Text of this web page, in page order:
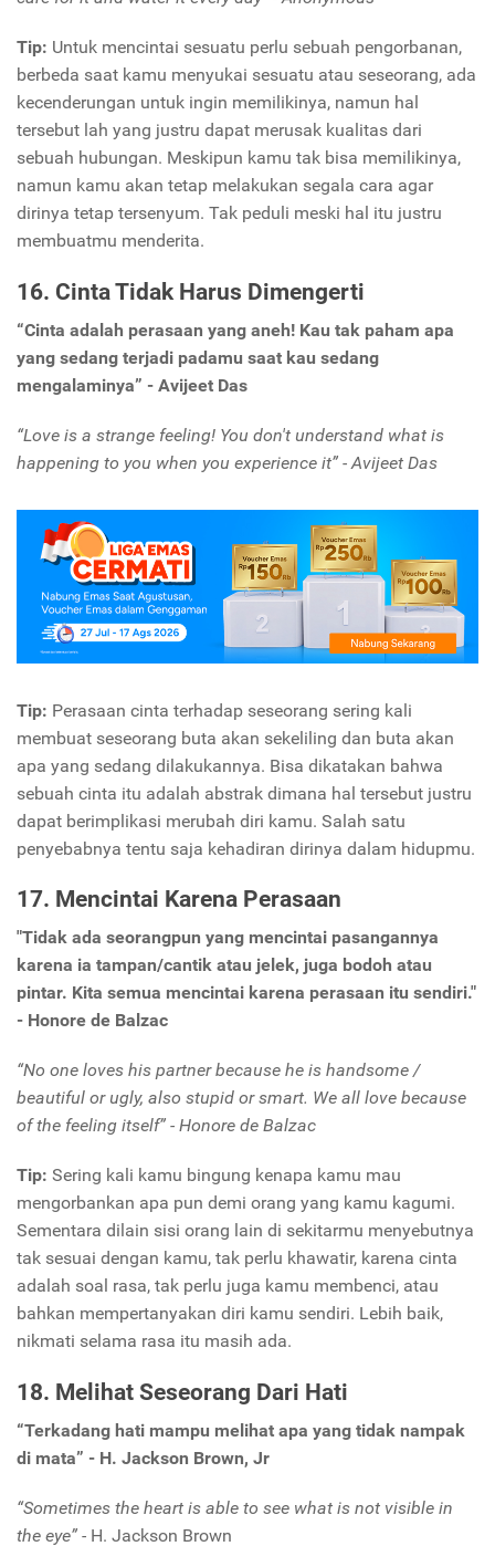
Tip: Untuk mencintai sesuatu perlu sebuah pengorbanan,
berbeda saat kamu menyukai sesuatu atau seseorang, ada
kecenderungan untuk ingin memilikinya, namun hal
tersebut lah yang justru dapat merusak kualitas dari
sebuah hubungan. Meskipun kamu tak bisa memilikinya,
namun kamu akan tetap melakukan segala cara agar
dirinya tetap tersenyum. Tak peduli meski hal itu justru
membuatmu menderita.
16. Cinta Tidak Harus Dimengerti
“Cinta adalah perasaan yang aneh! Kau tak paham apa
yang sedang terjadi padamu saat kau sedang
mengalaminya” - Avijeet Das
“Love is a strange feeling! You don't understand what is
happening to you when you experience it” - Avijeet Das
Tip: Perasaan cinta terhadap seseorang sering kali
membuat seseorang buta akan sekeliling dan buta akan
apa yang sedang dilakukannya. Bisa dikatakan bahwa
sebuah cinta itu adalah abstrak dimana hal tersebut justru
dapat berimplikasi merubah diri kamu. Salah satu
penyebabnya tentu saja kehadiran dirinya dalam hidupmu.
17. Mencintai Karena Perasaan
"Tidak ada seorangpun yang mencintai pasangannya
karena ia tampan/cantik atau jelek, juga bodoh atau
pintar. Kita semua mencintai karena perasaan itu sendiri."
- Honore de Balzac
“No one loves his partner because he is handsome /
beautiful or ugly, also stupid or smart. We all love because
of the feeling itself” - Honore de Balzac
Tip: Sering kali kamu bingung kenapa kamu mau
mengorbankan apa pun demi orang yang kamu kagumi.
Sementara dilain sisi orang lain di sekitarmu menyebutnya
tak sesuai dengan kamu, tak perlu khawatir, karena cinta
adalah soal rasa, tak perlu juga kamu membenci, atau
bahkan mempertanyakan diri kamu sendiri. Lebih baik,
nikmati selama rasa itu masih ada.
18. Melihat Seseorang Dari Hati
“Terkadang hati mampu melihat apa yang tidak nampak
di mata” - H. Jackson Brown, Jr
“Sometimes the heart is able to see what is not visible in
the eye” - H. Jackson Brown